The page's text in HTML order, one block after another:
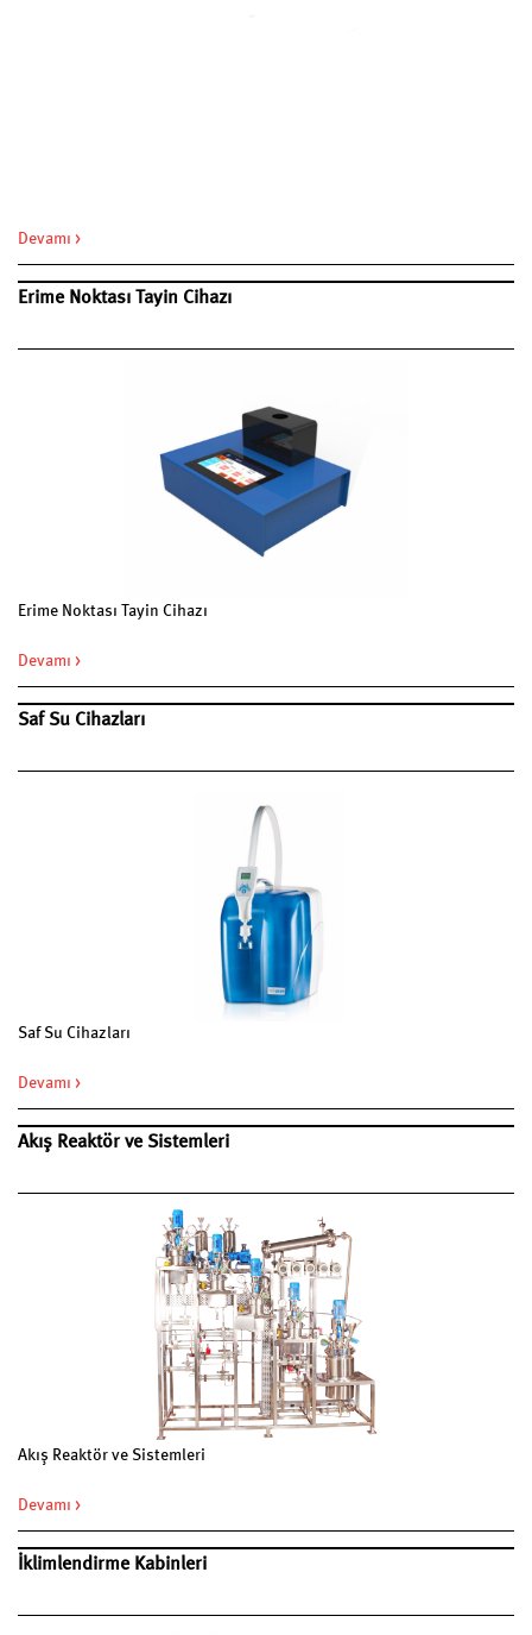
Devamı >
Erime Noktası Tayin Cihazı
Erime Noktası Tayin Cihazı
Devamı >
Saf Su Cihazları
Saf Su Cihazları
Devamı >
Akış Reaktör ve Sistemleri
Akış Reaktör ve Sistemleri
Devamı >
İklimlendirme Kabinleri